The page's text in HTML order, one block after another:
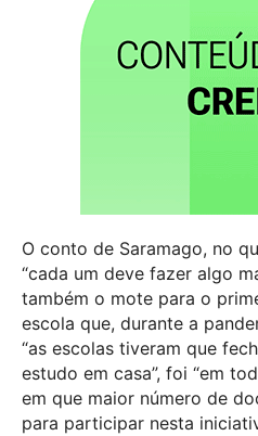
O conto de Saramago, no
“cada um deve fazer algo
também o mote para o
escola que, durante a
“as escolas tiveram que
estudo em casa”, foi “em
em que maior número de
para participar nesta